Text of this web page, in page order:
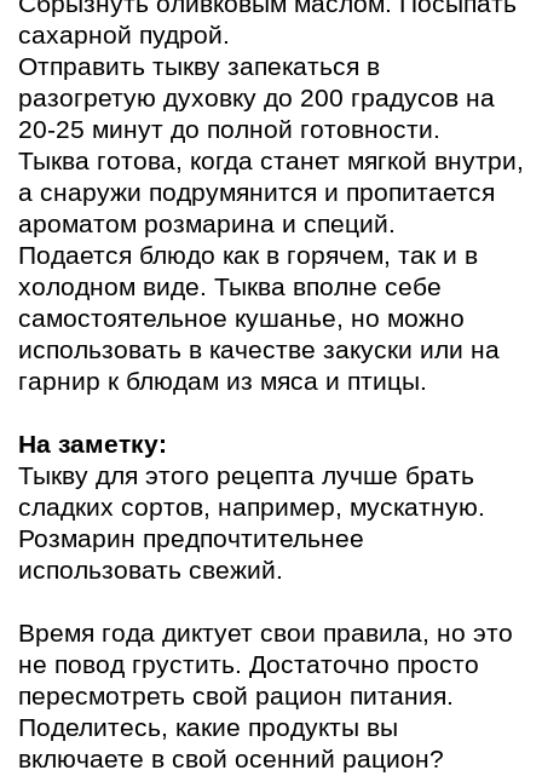
сахарной пудрой.
Отправить тыкву запекаться в
разогретую духовку до 200 градусов на
20-25 минут до полной готовности.
Тыква готова, когда станет мягкой внутри,
а снаружи подрумянится и пропитается
ароматом розмарина и специй.
Подается блюдо как в горячем, так и в
холодном виде. Тыква вполне себе
самостоятельное кушанье, но можно
использовать в качестве закуски или на
гарнир к блюдам из мяса и птицы.
На заметку:
Тыкву для этого рецепта лучше брать
сладких сортов, например, мускатную.
Розмарин предпочтительнее
использовать свежий.
Время года диктует свои правила, но это
не повод грустить. Достаточно просто
пересмотреть свой рацион питания.
Поделитесь, какие продукты вы
включаете в свой осенний рацион?